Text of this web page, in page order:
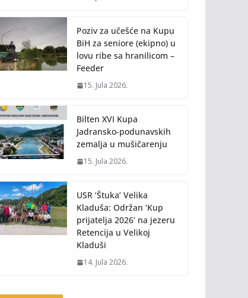
Poziv za učešće na Kupu
BiH za seniore (ekipno) u
lovu ribe sa hranilicom –
Feeder
15. Jula 2026.
Bilten XVI Kupa
Jadransko-podunavskih
zemalja u mušičarenju
15. Jula 2026.
USR ‘Štuka’ Velika
Kladuša: Održan ‘Kup
prijatelja 2026’ na jezeru
Retencija u Velikoj
Kladuši
14. Jula 2026.